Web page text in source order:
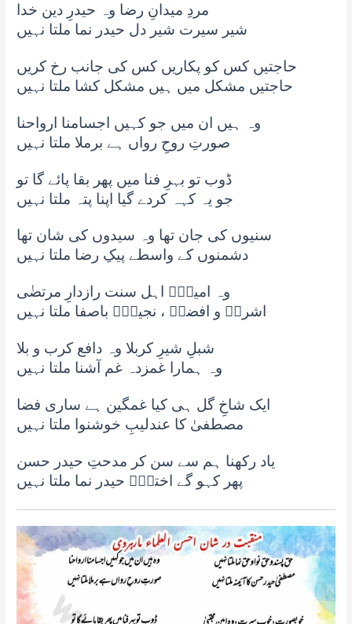
مردِ میدانِ رضا وہ حیدرِ دین خدا
شیر سیرت شیر دل حیدر نما ملتا نہیں
حاجتیں کس کو پکاریں کس کی جانب رخ کریں
حاجتیں مشکل میں ہیں مشکل کشا ملتا نہیں
وہ ہیں ان میں جو کہیں اجسامنا ارواحنا
صورتِ روحِ رواں ہے برملا ملتا نہیں
ڈوب تو بہرِ فنا میں پھر بقا پائے گا تو
جو یہ کہہ کردے گیا اپنا پتہ ملتا نہیں
سنیوں کی جان تھا وہ سیدوں کی شان تھا
دشمنوں کے واسطے پیکِ رضا ملتا نہیں
وہ امینِؔ اہل سنت رازدارِ مرتضٰی
اشرفؔ و افضلؔ ، نجیبِؔ باصفا ملتا نہیں
شبلِ شیرِ کربلا وہ دافع کرب و بلا
وہ ہمارا غمزدہ غم آشنا ملتا نہیں
ایک شاخِ گل ہی کیا غمگین ہے ساری فضا
مصطفیٰ کا عندلیبِ خوشنوا ملتا نہیں
یاد رکھنا ہم سے سن کر مدحتِ حیدر حسن
پھر کہو گے اخترِؔ حیدر نما ملتا نہیں